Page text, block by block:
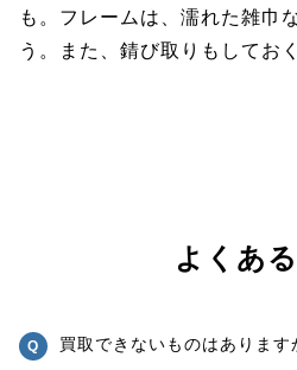
も。フレームは、濡れた雑巾
う。また、錆び取りもしてお
よくあ
買取できないものはあります